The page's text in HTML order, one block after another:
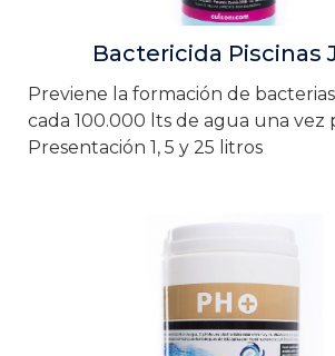
Bactericida Piscinas
Previene la formación de
cada 100.000 lts de agua una vez
Presentación 1, 5 y 25 litros